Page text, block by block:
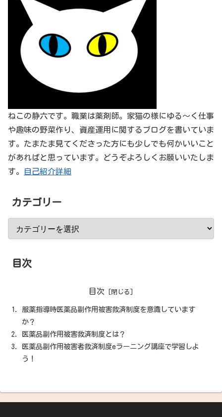
ねこの静六です。職業は薬剤師。家猫の様にゆる～く仕事
や趣味の野菜作り、資産運用に関するブログを書いていま
す。たまたま見てくださった方にも少しでも何かいいこと
があればと思っています。どうぞよろしくお願いいたしま
す。
自己紹介詳細
カテゴリー
目次
目次
服薬指導時医薬品副作用被害救済制度を意識しています
か？
医薬品副作用被害救済制度とは？
医薬品副作用被害者救済制度eラーニング講座で学習しよ
う！